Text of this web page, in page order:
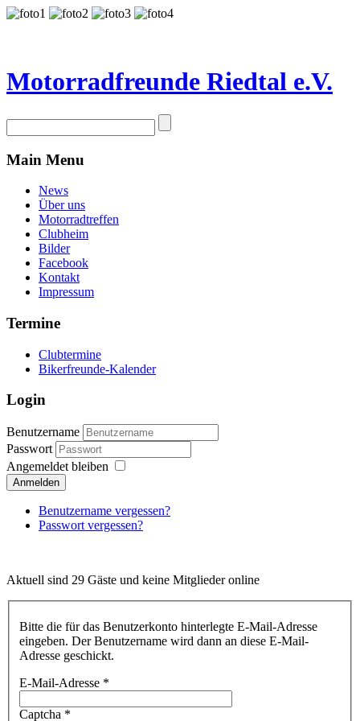
Motorradfreunde Riedtal e.V.
Main Menu
News
Über uns
Motorradtreffen
Clubheim
Bilder
Facebook
Kontakt
Impressum
Termine
Clubtermine
Bikerfreunde-Kalender
Login
Benutzername
Passwort
Angemeldet bleiben
Anmelden
Benutzername vergessen?
Passwort vergessen?
Aktuell sind 29 Gäste und keine Mitglieder online
Bitte die für das Benutzerkonto hinterlegte E-Mail-Adresse
eingeben. Der Benutzername wird dann an diese E-Mail-
Adresse geschickt.
E-Mail-Adresse *
Captcha *